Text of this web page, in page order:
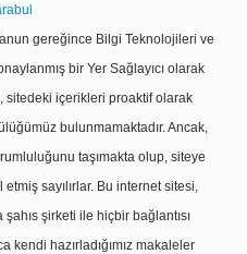
gereğince Bilgi Teknolojileri ve
bir Yer Sağlayıcı olarak
sitedeki içerikleri proaktif olarak
bulunmamaktadır. Ancak,
taşımakta olup, siteye
sayılırlar. Bu internet sitesi,
şirketi ile hiçbir bağlantısı
kendi hazırladığımız makaleler